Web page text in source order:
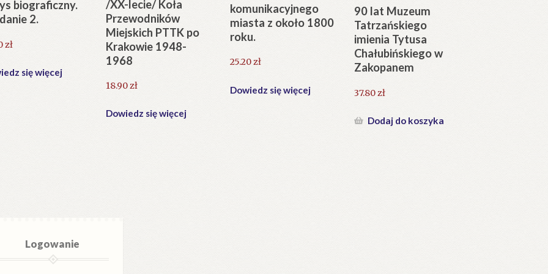
biograficzny.
2.
zł
się więcej
/XX-lecie/ Koła
Przewodników
Miejskich PTTK po
Krakowie 1948-
1968
18.90zł
Dowiedz się więcej
komunikacyjnego
miasta z około 1800
roku.
25.20zł
Dowiedz się więcej
90 lat Muzeum
Tatrzańskiego
imienia Tytusa
Chałubińskiego w
Zakopanem
37.80 zł
Dodaj do koszyka
Logowanie